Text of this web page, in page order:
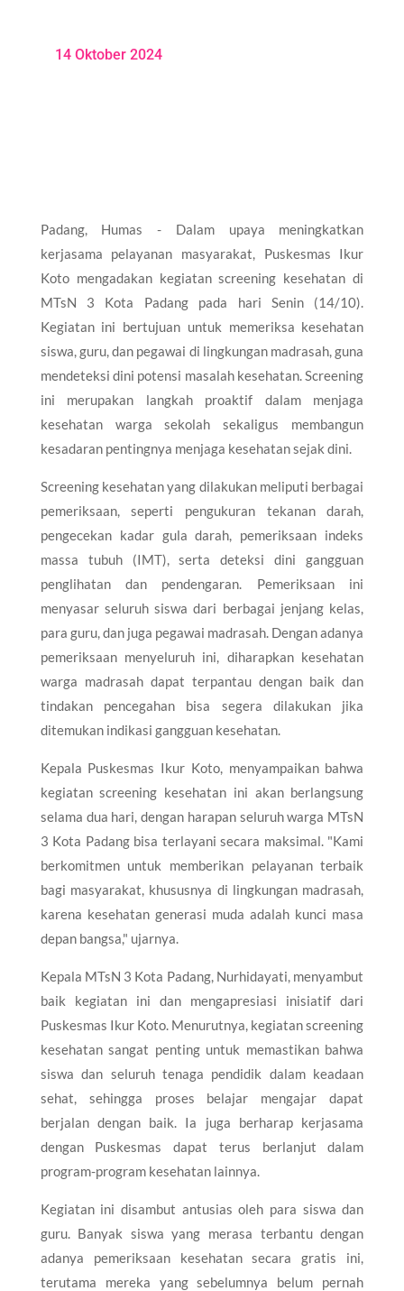
14 Oktober 2024
Padang, Humas - Dalam upaya meningkatkan
kerjasama pelayanan masyarakat, Puskesmas Ikur
Koto mengadakan kegiatan screening kesehatan di
MTsN 3 Kota Padang pada hari Senin (14/10).
Kegiatan ini bertujuan untuk memeriksa kesehatan
siswa, guru, dan pegawai di lingkungan madrasah, guna
mendeteksi dini potensi masalah kesehatan. Screening
ini merupakan langkah proaktif dalam menjaga
kesehatan warga sekolah sekaligus membangun
kesadaran pentingnya menjaga kesehatan sejak dini.
Screening kesehatan yang dilakukan meliputi berbagai
pemeriksaan, seperti pengukuran tekanan darah,
pengecekan kadar gula darah, pemeriksaan indeks
massa tubuh (IMT), serta deteksi dini gangguan
penglihatan dan pendengaran. Pemeriksaan ini
menyasar seluruh siswa dari berbagai jenjang kelas,
para guru, dan juga pegawai madrasah. Dengan adanya
pemeriksaan menyeluruh ini, diharapkan kesehatan
warga madrasah dapat terpantau dengan baik dan
tindakan pencegahan bisa segera dilakukan jika
ditemukan indikasi gangguan kesehatan.
Kepala Puskesmas Ikur Koto, menyampaikan bahwa
kegiatan screening kesehatan ini akan berlangsung
selama dua hari, dengan harapan seluruh warga MTsN
3 Kota Padang bisa terlayani secara maksimal. "Kami
berkomitmen untuk memberikan pelayanan terbaik
bagi masyarakat, khususnya di lingkungan madrasah,
karena kesehatan generasi muda adalah kunci masa
depan bangsa," ujarnya.
Kepala MTsN 3 Kota Padang, Nurhidayati, menyambut
baik kegiatan ini dan mengapresiasi inisiatif dari
Puskesmas Ikur Koto. Menurutnya, kegiatan screening
kesehatan sangat penting untuk memastikan bahwa
siswa dan seluruh tenaga pendidik dalam keadaan
sehat, sehingga proses belajar mengajar dapat
berjalan dengan baik. Ia juga berharap kerjasama
dengan Puskesmas dapat terus berlanjut dalam
program-program kesehatan lainnya.
Kegiatan ini disambut antusias oleh para siswa dan
guru. Banyak siswa yang merasa terbantu dengan
adanya pemeriksaan kesehatan secara gratis ini,
terutama mereka yang sebelumnya belum pernah